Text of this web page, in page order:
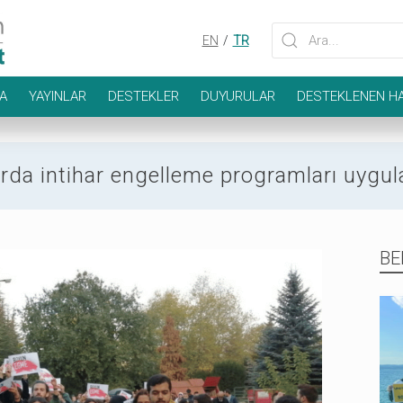
EN / TR
YAYINLAR DESTEKLER DUYURULAR DESTEKLENEN
intihar engelleme programları